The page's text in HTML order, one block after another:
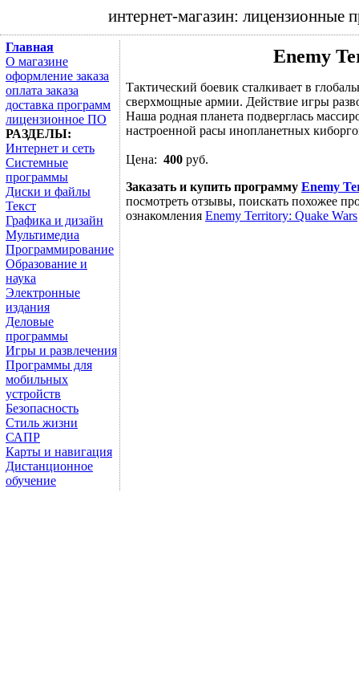
интернет-магазин:
Главная
О магазине
оформление заказа
оплата заказа
доставка программ
лицензионное ПО
РАЗДЕЛЫ:
Интернет и сеть
Системные
программы
Диски и файлы
Текст
Графика и дизайн
Мультимедиа
Программирование
Образование и
наука
Электронные
издания
Деловые
программы
Игры и развлечения
Программы для
мобильных
устройств
Безопасность
Стиль жизни
САПР
Карты и навигация
Дистанционное
обучение
Enemy
Тактический боевик сталкивает в
сверхмощные армии. Действие игры
Наша родная планета подверглась
настроенной расы инопланетных
Цена: 400 руб.
Заказать и купить программу Enemy
посмотреть отзывы, поискать похожее
ознакомления Enemy Territory: Quake Wars